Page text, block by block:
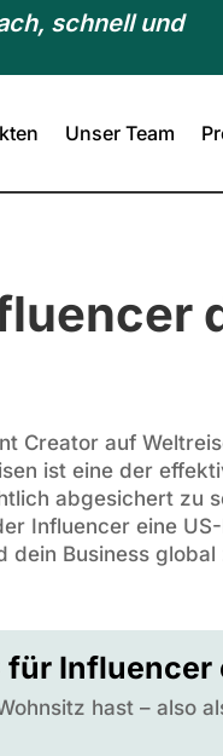
schnell und
Unser Team
Creator auf
ist eine der
abgesichert zu
Influencer eine
dein Business global
für
hast – also